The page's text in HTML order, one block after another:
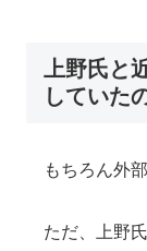
上野氏と
していた
もちろん外部
ただ、上野